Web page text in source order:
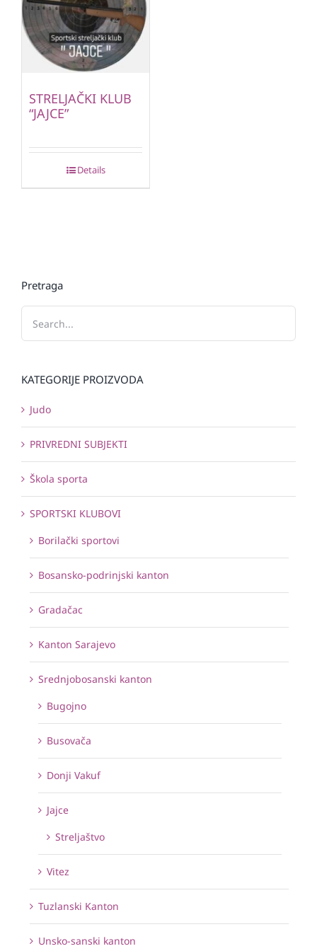
STRELJAČKI KLUB
“JAJCE”
Details
Pretraga
KATEGORIJE PROIZVODA
Judo
PRIVREDNI SUBJEKTI
Škola sporta
SPORTSKI KLUBOVI
Borilački sportovi
Bosansko-podrinjski kanton
Gradačac
Kanton Sarajevo
Srednjobosanski kanton
Bugojno
Busovača
Donji Vakuf
Jajce
Streljaštvo
Vitez
Tuzlanski Kanton
Unsko-sanski kanton